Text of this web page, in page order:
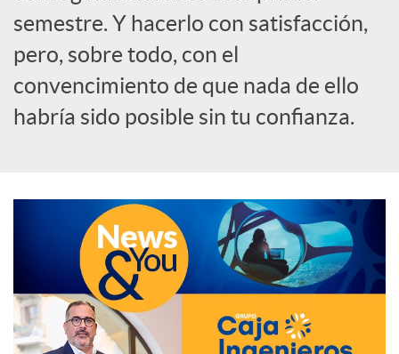
c
i
l
e
s
semestre. Y hacerlo con satisfacción,
pero, sobre todo, con el
convencimiento de que nada de ello
habría sido posible sin tu confianza.